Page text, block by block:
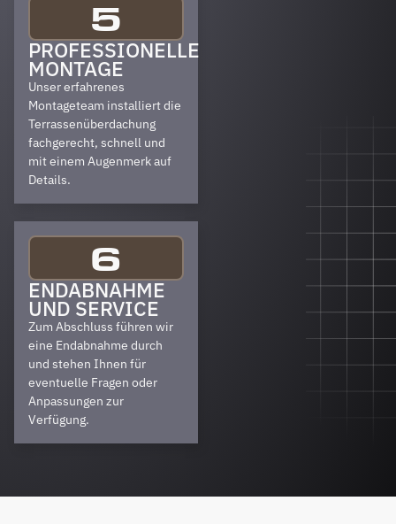
5
PROFESSIONELLE
MONTAGE
Unser erfahrenes
Montageteam installiert die
Terrassenüberdachung
fachgerecht, schnell und
mit einem Augenmerk auf
Details.
6
ENDABNAHME
UND SERVICE
Zum Abschluss führen wir
eine Endabnahme durch
und stehen Ihnen für
eventuelle Fragen oder
Anpassungen zur
Verfügung.